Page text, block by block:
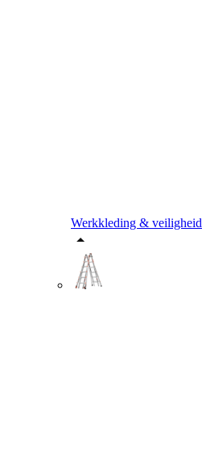
Werkkleding & veiligheid